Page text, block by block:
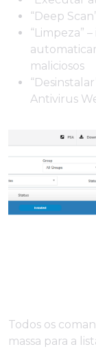
“Deep
“Limpeza”
maliciosos
Antivirus
Todos os
massa para a